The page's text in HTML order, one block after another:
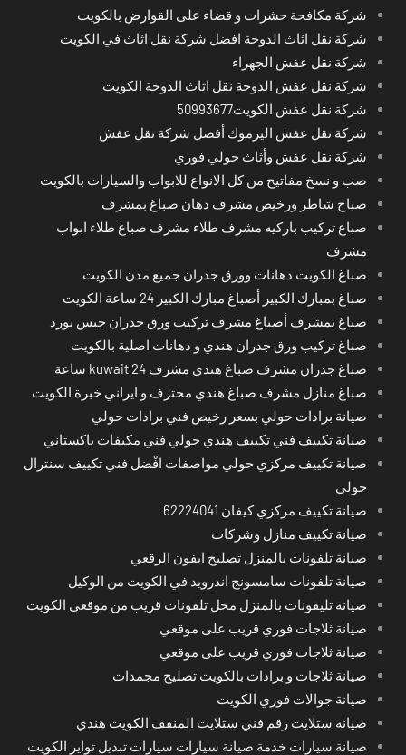
شركة مكافحة حشرات و قضاء على القوارض بالكويت
شركة نقل اثاث الدوحة افضل شركة نقل اثاث في الكويت
شركة نقل عفش الجهراء
شركة نقل عفش الدوحة نقل اثاث الدوحة الكويت
شركة نقل عفش الكويت50993677
شركة نقل عفش اليرموك أفضل شركة نقل عفش
شركة نقل عفش وأثاث حولي فوري
صب و نسخ مفاتيح من كل الانواع للابواب والسيارات بالكويت
صباخ شاطر ورخيص مشرف دهان صباغ بمشرف
صباع تركيب باركيه مشرف طلاء مشرف صباغ طلاء ابواب
مشرف
صباغ الكويت دهانات وورق جدران جميع مدن الكويت
صباغ بمبارك الكبير أصباغ مبارك الكبير 24 ساعة الكويت
صباغ بمشرف أصباغ مشرف تركيب ورق جدران جبس بورد
صباغ تركيب ورق جدران هندي و دهانات اصلية بالكويت
صباغ جدران مشرف صباغ هندي مشرف kuwait 24 ساعة
صباغ منازل مشرف صباغ هندي محترف و ايراني خبرة الكويت
صيانة برادات حولي بسعر رخيص فني برادات حولي
صيانة تكييف فني تكييف هندي حولي فني مكيفات باكستاني
صيانة تكييف مركزي حولي مواصفات افْضل فني تكييف سنترال
حولي
صيانة تكييف مركزي كيفان 62224041
صيانة تكييف منازل وشركات
صيانة تلفونات بالمنزل تصليح ايفون الرقعي
صيانة تلفونات سامسونج اندرويد في الكويت من الوكيل
صيانة تليفونات بالمنزل محل تلفونات قريب من موقعي الكويت
صيانة ثلاجات فوري قريب على موقعي
صيانة ثلاجات فوري قريب على موقعي
صيانة ثلاجات و برادات بالكويت تصليح مجمدات
صيانة جوالات فوري الكويت
صيانة ستلايت رقم فني ستلايت المنقف الكويت هندي
صيانة سيارات خدمة صيانة سيارات سيارات تبديل تواير الكويت